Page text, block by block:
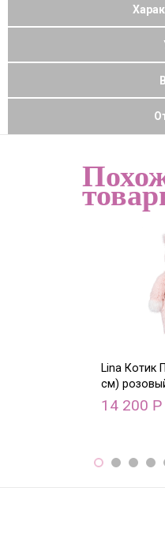
Lina Котик
см)
14 200 Р